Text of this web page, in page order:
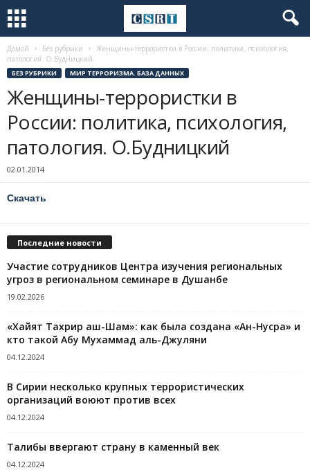
Домой Без рубрики
Женщины-террористки в России: политика, психология,
патология. О.Будницкий
БЕЗ РУБРИКИ МИР ТЕРРОРИЗМА. БАЗА ДАННЫХ
Женщины-террористки в
России: политика, психология,
патология. О.Будницкий
02.01.2014
Скачать
Последние новости
Участие сотрудников Центра изучения региональных
угроз в региональном семинаре в Душанбе
19.02.2026
«Хайят Тахрир аш-Шам»: как была создана «Ан-Нусра» и
кто такой Абу Мухаммад аль-Джуляни
04.12.2024
В Сирии несколько крупных террористических
организаций воюют против всех
04.12.2024
Талибы ввергают страну в каменный век
04.12.2024